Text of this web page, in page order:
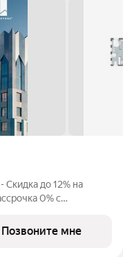
до 12% на
0% с
ставка 4% -
Позвоните мне